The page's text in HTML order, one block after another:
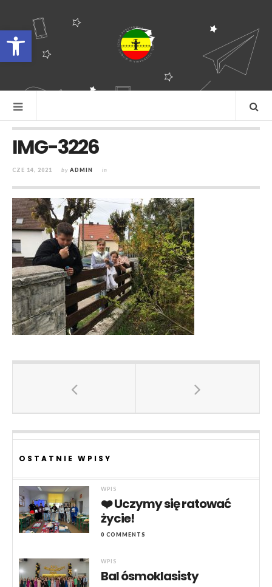
Otwórz pasek narzędzi
IMG-3226
CZE 14, 2021 by ADMIN in
OSTATNIE WPISY
WPIS
❤️ Uczymy się ratować
życie!
0 COMMENTS
WPIS
Bal ósmoklasisty